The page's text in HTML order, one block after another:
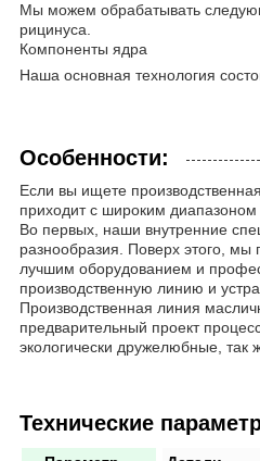
Мы можем обрабатывать
рицинуса.
Компоненты ядра
Наша основная технология
Особенности:
Если вы ищете
приходит с широким
Во первых, наши внутренние
разнообразия. Поверх этого,
лучшим оборудованием и
производственную линию и
Производственная линия
предварительный проект
экологически дружелюбные,
Технические